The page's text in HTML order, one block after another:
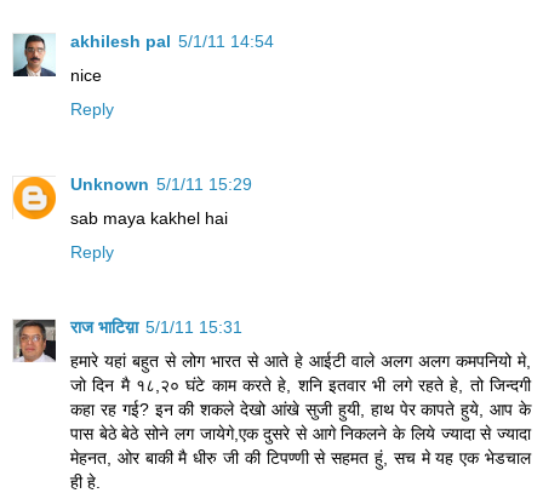
akhilesh pal 5/1/11 14:54
nice
Reply
Unknown 5/1/11 15:29
sab maya kakhel hai
Reply
राज भाटिय़ा 5/1/11 15:31
हमारे यहां बहुत से लोग भारत से आते हे आईटी वाले अलग अलग कमपनियो मे,
जो दिन मै १८,२० घंटे काम करते हे, शनि इतवार भी लगे रहते हे, तो जिन्दगी
कहा रह गई? इन की शकले देखो आंखे सुजी हुयी, हाथ पेर कापते हुये, आप के
पास बेठे बेठे सोने लग जायेगे,एक दुसरे से आगे निकलने के लिये ज्यादा से ज्यादा
मेहनत, ओर बाकी मै धीरु जी की टिपण्णी से सहमत हुं, सच मे यह एक भेडचाल
ही हे.